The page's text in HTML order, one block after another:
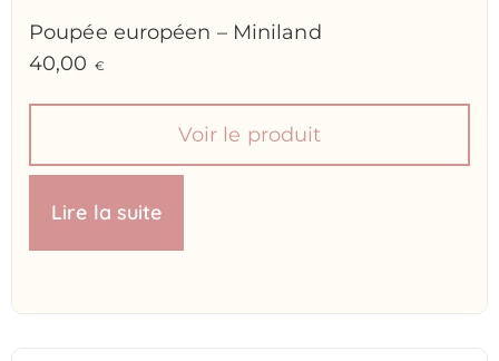
Poupée européen – Miniland
40,00 €
Voir le produit
Lire la suite